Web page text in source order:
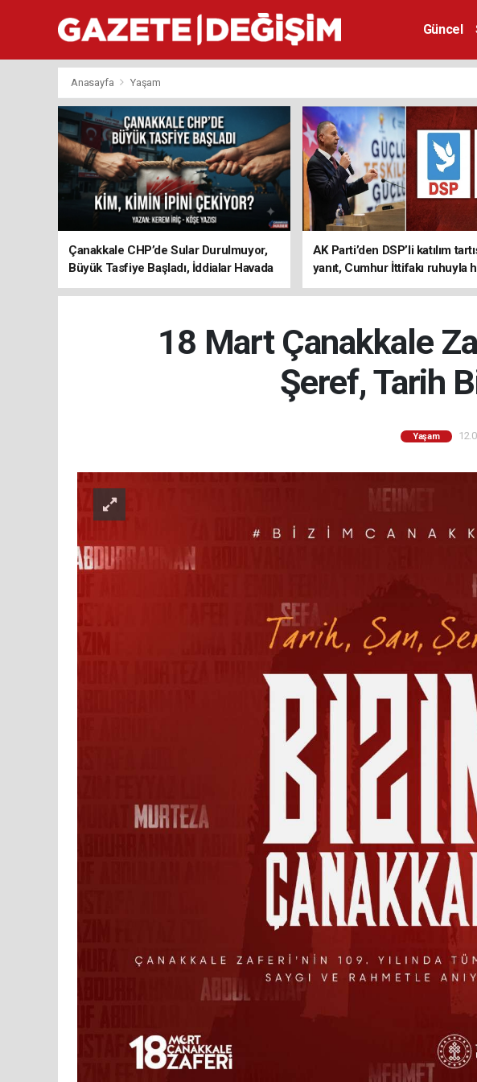
Güncel
Anasayfa Yaşam
Çanakkale CHP’de Sular Durulmuyor,
Büyük Tasfiye Başladı, İddialar Havada
Uçuşuyor
AK Parti’den DSP’li katılım
yanıt, Cumhur İttifakı ruhuyla
ediyoruz
18 Mart Çanakkale
Şeref, Tarih
Yaşam